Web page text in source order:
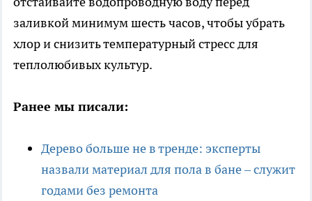
заливкой минимум шесть часов, чтобы убрать
хлор и снизить температурный стресс для
теплолюбивых культур.
Ранее мы писали:
Дерево больше не в тренде: эксперты
назвали материал для пола в бане – служит
годами без ремонта